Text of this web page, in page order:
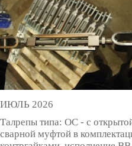
ИЮЛЬ 2026
Талрепы типа: ОС - с
сварной муфтой в